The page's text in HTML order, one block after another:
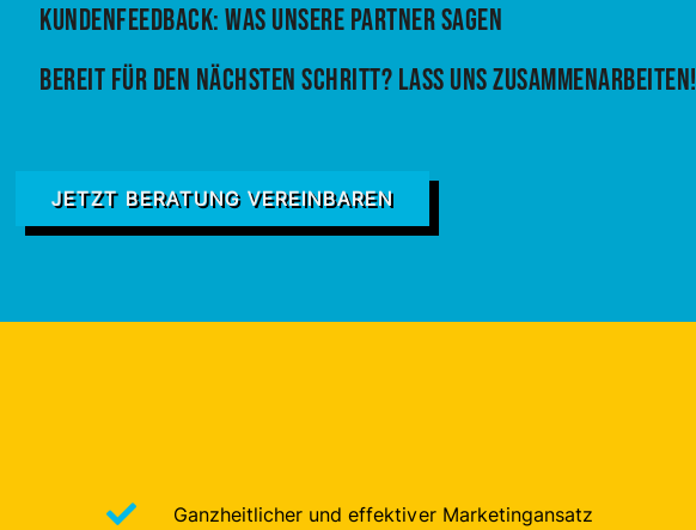
Kundenfeedback: Was unsere Partner sagen
Bereit für den nächsten Schritt? Lass uns zusammenarbeiten!
JETZT BERATUNG VEREINBAREN
Ganzheitlicher und effektiver Marketingansatz